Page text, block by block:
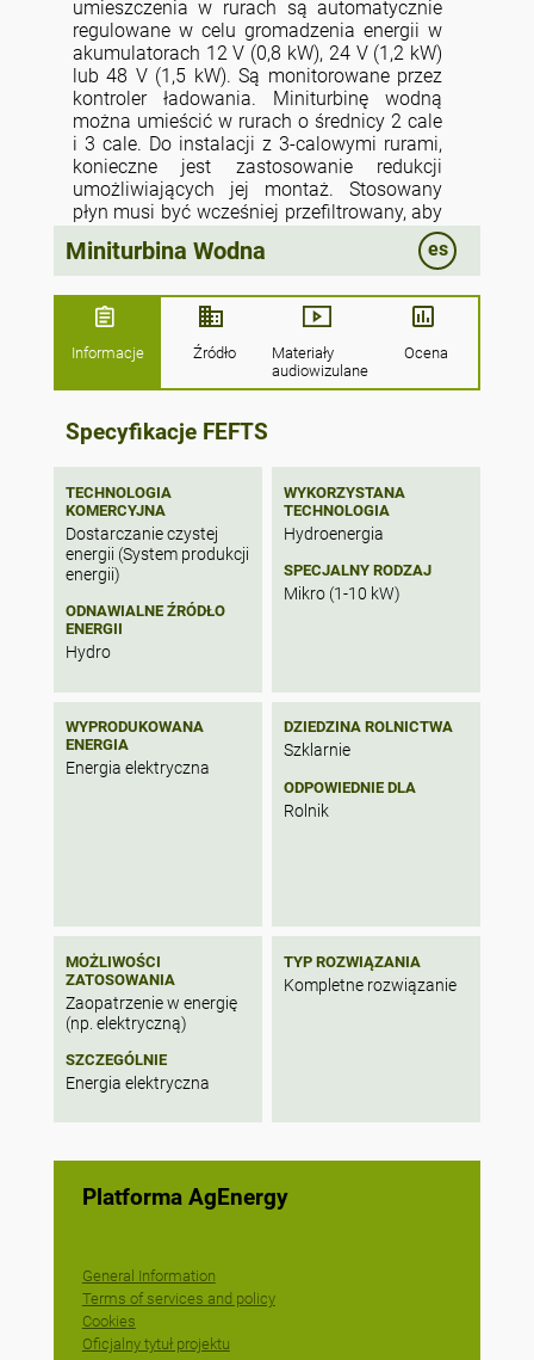
umieszczenia w rurach są automatycznie
regulowane w celu gromadzenia energii w
akumulatorach 12 V (0,8 kW), 24 V (1,2 kW)
lub 48 V (1,5 kW). Są monitorowane przez
kontroler ładowania. Miniturbinę wodną
można umieścić w rurach o średnicy 2 cale
i 3 cale. Do instalacji z 3-calowymi rurami,
konieczne jest zastosowanie redukcji
umożliwiających jej montaż. Stosowany
płyn musi być wcześniej przefiltrowany, aby
zapobiec przedostawaniu się
zanieczyszczeń stałych o średnicy większej
niż 1 mm przez turbinę. Sprzęt jest
monitorowany przez elektroniczną
jednostkę sterującą. Aby zmaksymalizować
moc wytwarzania energii, kilka jednostek
można zainstalować szeregowo lub
równolegle. W takim przypadku do
jednostka sterująca.
Miniturbina Wodna es
Informacje Źródło
Materiały
audiowizulane
Ocena
Specyfikacje FEFTS
TECHNOLOGIA
KOMERCYJNA
Dostarczanie czystej
energii (System produkcji
energii)
ODNAWIALNE ŹRÓDŁO
ENERGII
Hydro
WYKORZYSTANA
TECHNOLOGIA
Hydroenergia
SPECJALNY RODZAJ
Mikro (1-10 kW)
WYPRODUKOWANA
ENERGIA
Energia elektryczna
DZIEDZINA ROLNICTWA
Szklarnie
ODPOWIEDNIE DLA
Rolnik
MOŻLIWOŚCI
ZATOSOWANIA
Zaopatrzenie w energię
(np. elektryczną)
SZCZEGÓLNIE
Energia elektryczna
TYP ROZWIĄZANIA
Kompletne rozwiązanie
Platforma AgEnergy
General Information
Terms of services and policy
Cookies
Oficjalny tytuł projektu